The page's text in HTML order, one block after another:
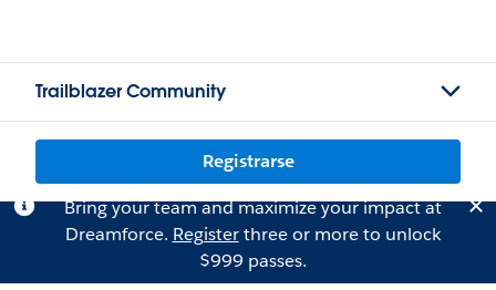
Trailblazer Community
Registrarse
Bring your team and maximize your impact at
Dreamforce. Registerthree or more to unlock
$999 passes.